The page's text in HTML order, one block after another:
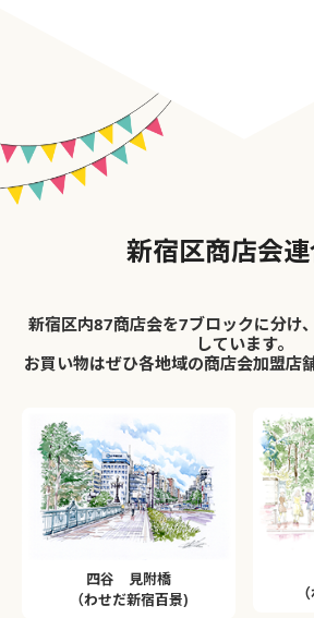
新宿区商店会
新宿区内87商店会を7ブロックに分け
しています。
お買い物はぜひ各地域の商店会加盟店
四谷 見附橋
（わせだ新宿百景)